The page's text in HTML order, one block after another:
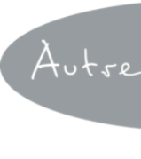
vers
le
contenu